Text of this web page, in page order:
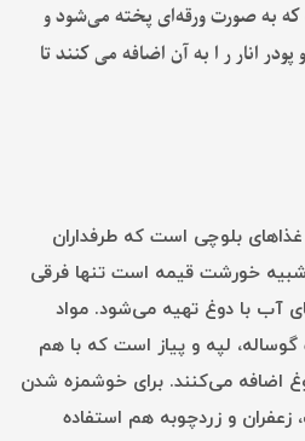
به صورت ورقه‌ای پخته می‌شود و
انار ر ا به آن اضافه می کنند تا
بلوچی است که طرفداران
شبیه خورشت قیمه است تنها فرقی
آب با دوغ تهیه می‌شود. مواد
لپه و پیاز است که با هم
اضافه می‌کنند. برای خوشمزه شدن
زعفران و زردچوبه هم استفاده